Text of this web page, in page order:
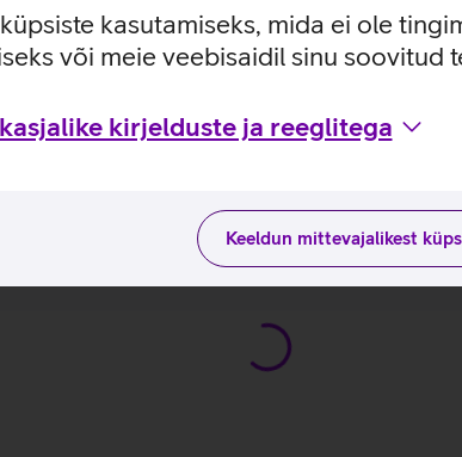
kasutamiseks, mida ei ole
või meie veebisaidil sinu soovitud
kirjelduste ja reeglitega
Keeldun mittevajalikest
koheseks ning efektiivsemaks tööks.